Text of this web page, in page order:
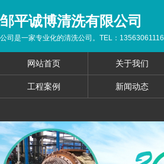
邹平诚博清洗有限公司
公司是一家专业化的清洗公司。TEL：13563061116
网站首页 关于我们
工程案例 新闻动态